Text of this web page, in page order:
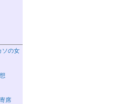
ソの女
席